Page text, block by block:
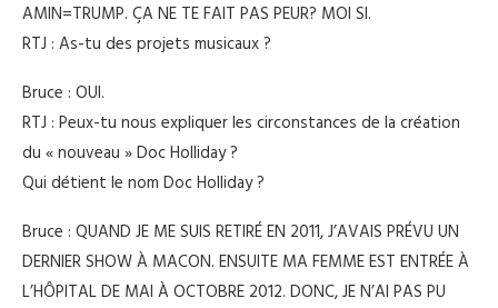
AMIN=TRUMP. ÇA NE TE FAIT PAS PEUR? MOI SI.
RTJ : As-tu des projets musicaux ?
Bruce : OUI.
RTJ : Peux-tu nous expliquer les circonstances de la création
du « nouveau » Doc Holliday ?
Qui détient le nom Doc Holliday ?
Bruce : QUAND JE ME SUIS RETIRÉ EN 2011, J’AVAIS PRÉVU UN
DERNIER SHOW À MACON. ENSUITE MA FEMME EST ENTRÉE À
L’HÔPITAL DE MAI À OCTOBRE 2012. DONC, JE N’AI PAS PU